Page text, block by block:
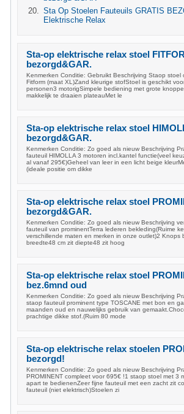
Sta Op Stoelen Fauteuils GRATIS
Elektrische Relax
Sta-op elektrische relax stoel
bezorgd&GAR.
Kenmerken Conditie: Gebruikt Beschrijving Staop stoel
Fitform (maat XL)Zand kleurige stofStoel is geschikt
personen3 motorigSimpele bediening met grote
makkelijk te draaien plateauMet le
Sta-op elektrische relax stoel
bezorgd&GAR.
Kenmerken Conditie: Zo goed als nieuw Beschrijving
fauteuil HIMOLLA 3 motoren incl.kantel functie(veel
al vanaf 295€)Geheel van leer in een licht beige
(ideale positie om dikke
Sta-op elektrische relax stoel
bezorgd&GAR.
Kenmerken Conditie: Zo goed als nieuw Beschrijving
fauteuil van prominentTerra lederen bekleding(Ruime
verschillende maten en merken in onze outlet)2 Knops
breedte48 cm zit diepte48 zit hoog
Sta-op elektrische relax stoel
bez.6mnd oud
Kenmerken Conditie: Zo goed als nieuw Beschrijving
staop fauteuil prominent type TOSCANE met bon en
maanden oud en nauwelijks gebruik van
prachtige dikke stof.(Ruim 80 mode
Sta-op elektrische relax stoelen
bezorgd!
Kenmerken Conditie: Zo goed als nieuw Beschrijving
PROMINENT compleet voor 695€ !1 staop stoel met 3
apart te bedienenZeer fijne fauteuil met een zacht zit
fauteuil (niet elektrisch)Stoelen zi